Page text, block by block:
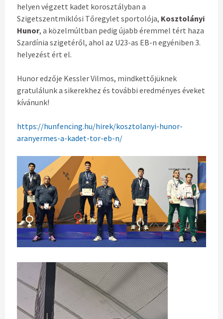
helyen végzett kadet korosztályban a
Szigetszentmiklósi Tőregylet sportolója, Kosztolányi
Hunor, a közelmúltban pedig újabb éremmel tért haza
Szardínia szigetéről, ahol az U23-as EB-n egyéniben 3.
helyezést ért el.
Hunor edzője Kessler Vilmos, mindkettőjüknek
gratulálunk a sikerekhez és további eredményes éveket
kívánunk!
https://hunfencing.hu/hirek/kosztolanyi-hunor-
aranyermes-a-kadet-tor-eb-n/